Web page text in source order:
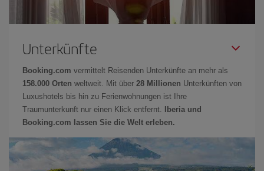
Unterkünfte
Booking.com vermittelt Reisenden Unterkünfte an mehr als
158.000 Orten weltweit. Mit über 28 Millionen Unterkünften von
Luxushotels bis hin zu Ferienwohnungen ist Ihre
Traumunterkunft nur einen Klick entfernt.
Iberia und
Booking.com lassen Sie die Welt erleben.